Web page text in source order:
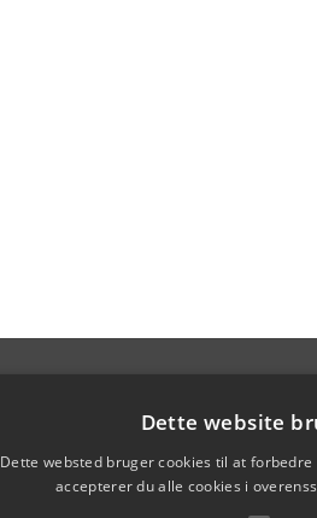
Dette website
Dette websted bruger cookies til at
accepterer du alle cookies i